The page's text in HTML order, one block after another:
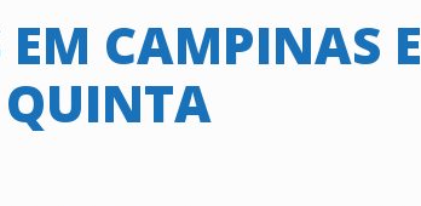
CAMPINAS E
QUINTA